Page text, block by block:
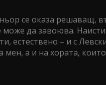
се оказа решаващ,
да завоюва.
естествено – и с
а и на хората,